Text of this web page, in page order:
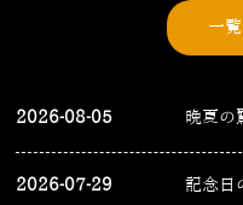
一
2026-08-05 晩夏の
2026-07-29
記念日